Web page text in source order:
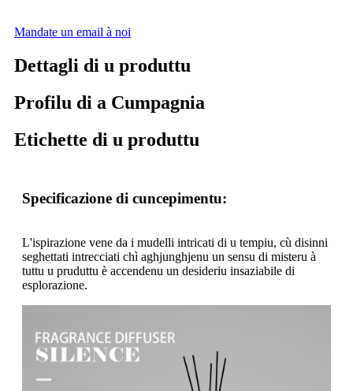
Mandate un email à noi
Dettagli di u produttu
Profilu di a Cumpagnia
Etichette di u produttu
Specificazione di cuncepimentu:
L'ispirazione vene da i mudelli intricati di u tempiu, cù disinni
seghettati intrecciati chì aghjunghjenu un sensu di misteru à
tuttu u pruduttu è accendenu un desideriu insaziabile di
esplorazione.